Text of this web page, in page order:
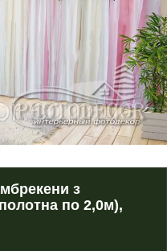
з
по 2,0м),